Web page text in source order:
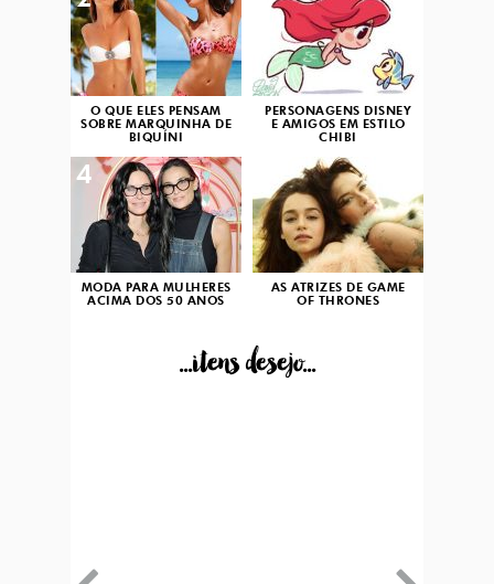
O QUE ELES PENSAM
SOBRE MARQUINHA DE
BIQUÍNI
PERSONAGENS DISNEY
E AMIGOS EM ESTILO
CHIBI
MODA PARA MULHERES
ACIMA DOS 50 ANOS
4
AS ATRIZES DE GAME
OF THRONES
...itens desejo...